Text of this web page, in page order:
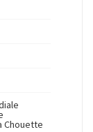
Chouette